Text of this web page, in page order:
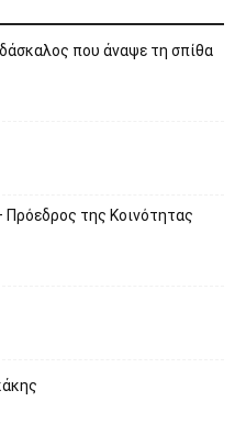
που άναψε τη σπίθα
της Κοινότητας